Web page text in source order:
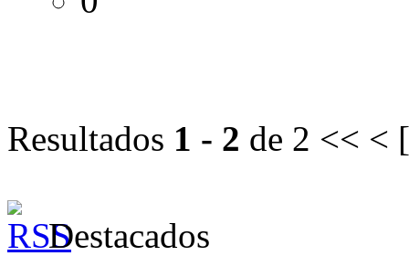
Resultados 1 - 2 de 2 << < [
Destacados